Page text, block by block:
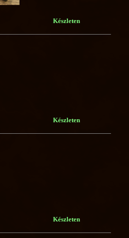
Készleten
Készleten
Készleten